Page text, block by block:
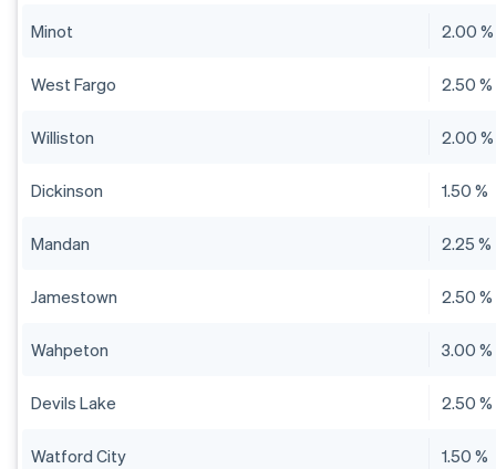
Minot 2.00 %
West Fargo 2.50 %
Williston 2.00 %
Dickinson 1.50 %
Mandan 2.25 %
Jamestown 2.50 %
Wahpeton 3.00 %
Devils Lake 2.50 %
Watford City 1.50 %